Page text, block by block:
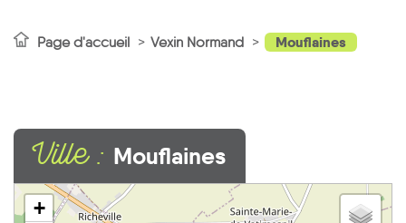
Page d'accueil Vexin Normand Mouflaines
Ville : Mouflaines
+